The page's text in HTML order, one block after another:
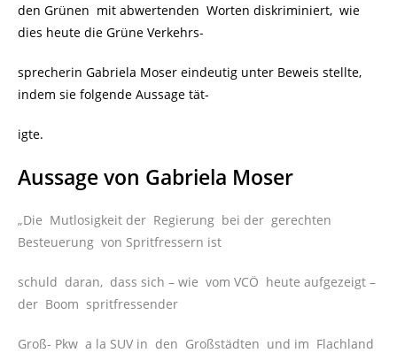
den Grünen mit abwertenden Worten diskriminiert, wie
dies heute die Grüne Verkehrs-
sprecherin Gabriela Moser eindeutig unter Beweis stellte,
indem sie folgende Aussage tät-
igte.
Aussage von Gabriela Moser
„Die Mutlosigkeit der Regierung bei der gerechten
Besteuerung von Spritfressern ist
schuld daran, dass sich – wie vom VCÖ heute aufgezeigt –
der Boom spritfressender
Groß- Pkw a la SUV in den Großstädten und im Flachland